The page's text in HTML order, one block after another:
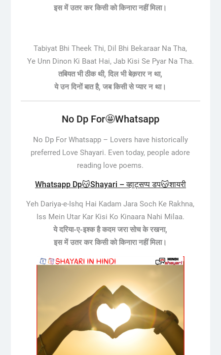
इस में उतर कर किसी को किनारा नहीं मिला।
Tabiyat Bhi Theek Thi, Dil Bhi Bekaraar Na Tha,
Ye Unn Dinon Ki Baat Hai, Jab Kisi Se Pyar Na Tha.
तबियत भी ठीक थी, दिल भी बेक़रार न था,
ये उन दिनों बात है, जब किसी से प्यार न था।
No Dp For🤩Whatsapp
No Dp For Whatsapp – Lovers have historically
preferred Love Shayari. Even today, people adore
reading love poems.
Whatsapp Dp😽Shayari – व्हाट्सप्प डप😽शायरी
Yeh Dariya-e-Ishq Hai Kadam Jara Soch Ke Rakhna,
Iss Mein Utar Kar Kisi Ko Kinaara Nahi Milaa.
ये दरिया-ए-इश्क है कदम जरा सोच के रखना,
इस में उतर कर किसी को किनारा नहीं मिला।